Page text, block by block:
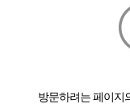
방문하려는 페이지